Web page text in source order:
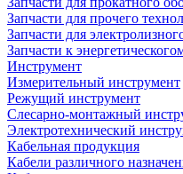
Запчасти для прочего
Запчасти для
Запчасти к
Инструмент
Измерительный инструмент
Режущий инструмент
Слесарно-монтажный
Электротехнический
Кабельная продукция
Кабели различного